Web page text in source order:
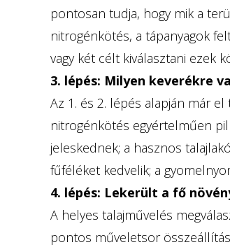
pontosan tudja, hogy mik a
nitrogénkötés, a tápanyagok
vagy két célt kiválasztani ezek
3. lépés: Milyen keverékre
Az 1. és 2. lépés alapján már
nitrogénkötés egyértelműen
jeleskednek; a hasznos
fűféléket kedvelik; a
4. lépés: Lekerült a fő
A helyes talajművelés
pontos műveletsor